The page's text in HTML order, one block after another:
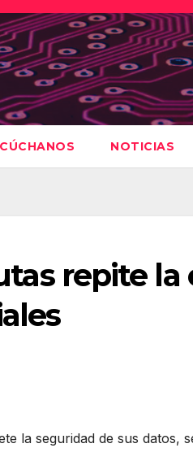
NOTICIAS
repite
la seguridad de sus datos,